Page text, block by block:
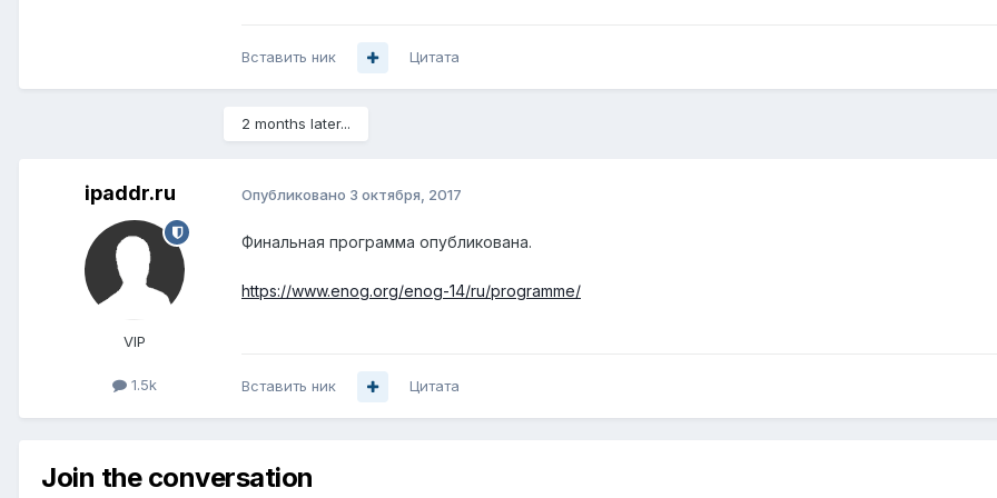
Вставить ник Цитата
2 months later...
ipaddr.ru
VIP
1.5k
Опубликовано 3 октября, 2017
Финальная программа опубликована.
https://www.enog.org/enog-14/ru/programme/
Вставить ник Цитата
Join the conversation